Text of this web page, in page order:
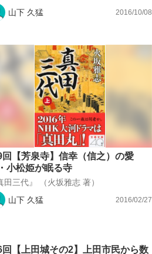
山下 久猛
2016/10/08
回【芳泉寺】信幸（信之）の愛
小松姫が眠る寺
田三代』 （火坂雅志 著）
山下 久猛
2016/02/27
回【上田城その2】上田市民から数